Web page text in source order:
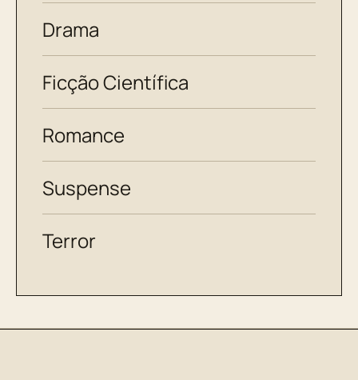
Drama
Ficção Científica
Romance
Suspense
Terror